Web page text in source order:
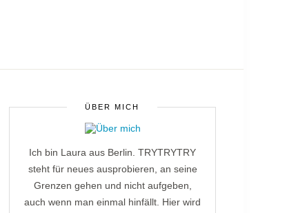
ÜBER MICH
Ich bin Laura aus Berlin. TRYTRYTRY
steht für neues ausprobieren, an seine
Grenzen gehen und nicht aufgeben,
auch wenn man einmal hinfällt. Hier wird